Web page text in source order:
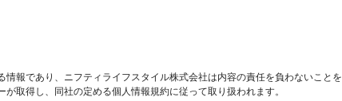
報であり、ニフティライフスタイル株式会社は内容の責任を負わないことを
取得し、同社の定める個人情報規約に従って取り扱われます。